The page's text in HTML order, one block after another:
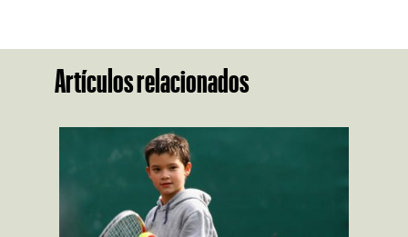
Artículos relacionados